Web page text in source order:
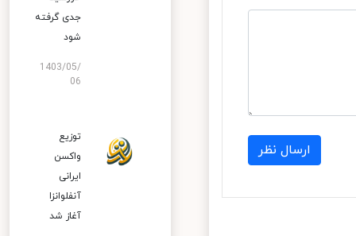
ارسال نظر
جدی گرفته
شود
1403/05/
06
توزیع
واکسن
ایرانی
آنفلوانزا
آغاز شد